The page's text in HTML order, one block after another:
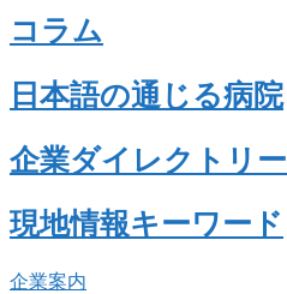
コラム
日本語の通じる病院
企業ダイレクトリー
現地情報キーワード
企業案内